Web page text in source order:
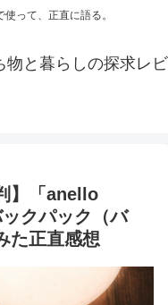
って、正直に語る。
物と暮らしの探求レビ
】「anello
クパック（バ
た正直感想